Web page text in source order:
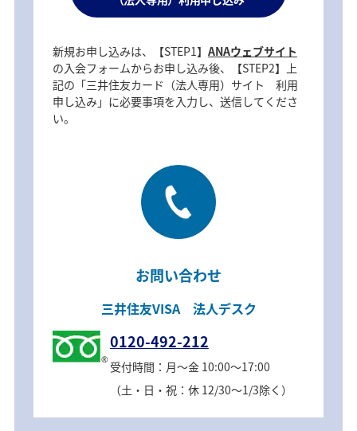
新規お申し込みは、【STEP1】 ANAウェブサイト
の入会フォームからお申し込み後、【STEP2】上
記の「三井住友カード（法人専用）サイト 利用
申し込み」に必要事項を入力し、送信してくださ
い。
お問い合わせ
三井住友VISA 法人デスク
0120-492-212
受付時間：月～金 10:00～17:00
（土・日・祝：休 12/30～1/3除く）